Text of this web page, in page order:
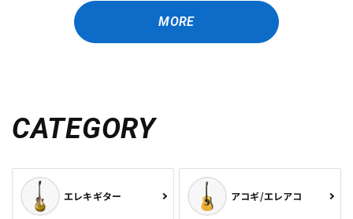
MORE
CATEGORY
エレキギター アコギ/エレアコ